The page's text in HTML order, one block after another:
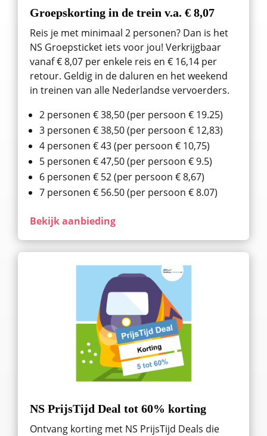
Groepskorting in de trein v.a. € 8,07
Reis je met minimaal 2 personen? Dan is het
NS Groepsticket iets voor jou! Verkrijgbaar
vanaf € 8,07 per enkele reis en € 16,14 per
retour. Geldig in de daluren en het weekend
in treinen van alle Nederlandse vervoerders.
2 personen € 38,50 (per persoon € 19.25)
3 personen € 38,50 (per persoon € 12,83)
4 personen € 43 (per persoon € 10,75)
5 personen € 47,50 (per persoon € 9.5)
6 personen € 52 (per persoon € 8,67)
7 personen € 56.50 (per persoon € 8.07)
Bekijk aanbieding
NS PrijsTijd Deal tot 60% korting
Ontvang korting met NS PrijsTijd Deals die